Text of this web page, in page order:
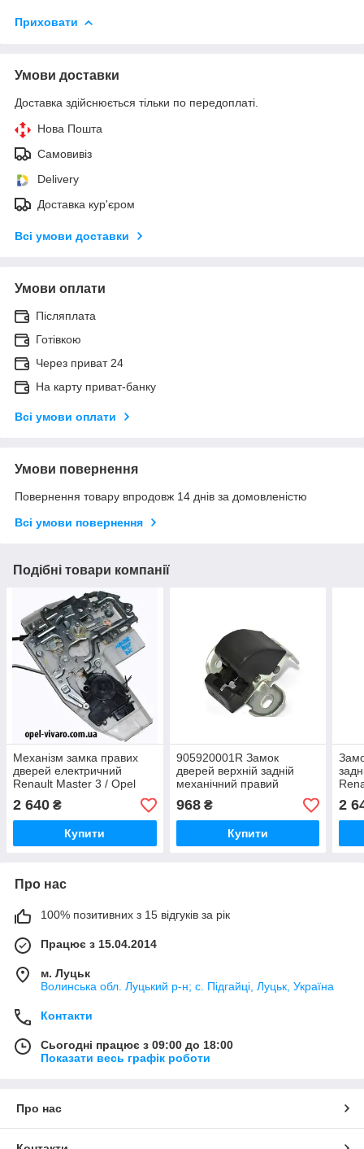
Приховати
Умови доставки
Доставка здійснюється тільки по передоплаті.
Нова Пошта
Самовивіз
Delivery
Доставка кур'єром
Всі умови доставки
Умови оплати
Післяплата
Готівкою
Через приват 24
На карту приват-банку
Всі умови оплати
Умови повернення
Повернення товару впродовж 14 днів за домовленістю
Всі умови повернення
Подібні товари компанії
Механізм замка правих
дверей електричний
Renault Master 3 / Opel
Movano B 2010-
8200766891 (Рено Мастер
3 / Опель Мовано B)
2 640 ₴
Купити
905920001R Замок
дверей верхній задній
механічний правий
Renault Master 3 / Opel
Movano B (Рено Мастер 3
/ Опель Мовано B)
968₴
Купити
3 /
2
Про нас
100% позитивних з 15 відгуків за рік
Працює з 15.04.2014
м. Луцьк
Волинська обл. Луцький р-н; с. Підгайці, Луцьк, Україна
Контакти
Сьогодні працює з 09:00 до 18:00
Показати весь графік роботи
Про нас